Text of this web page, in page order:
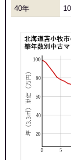
40年
青葉町 表
糸井駅 苫